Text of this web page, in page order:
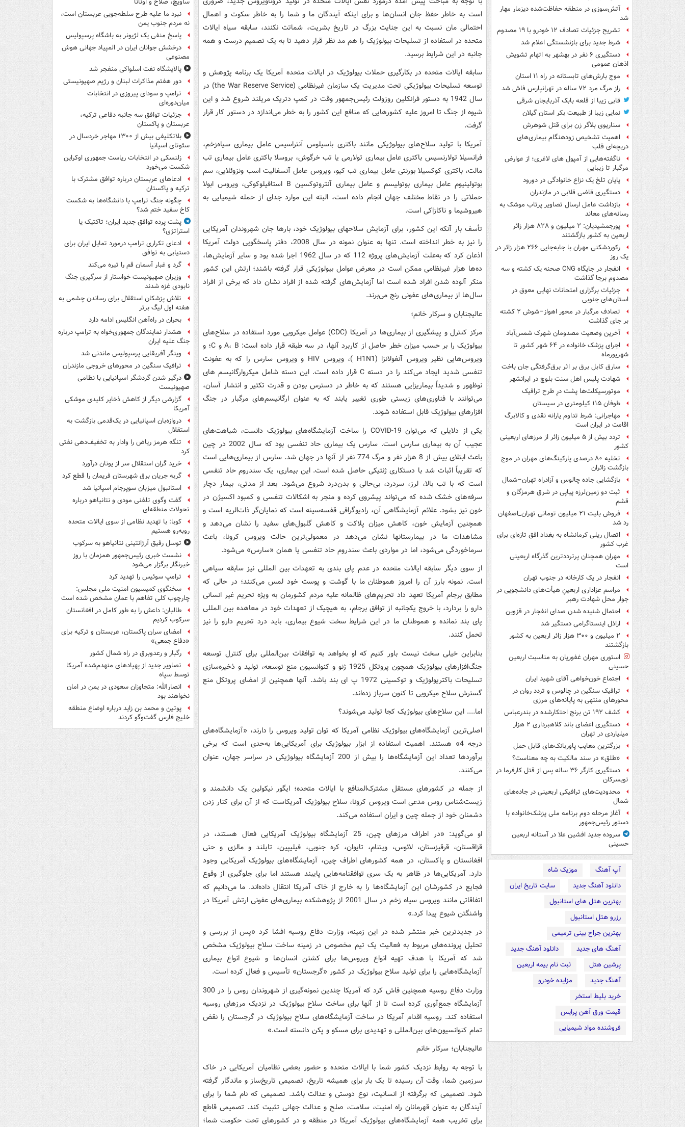
آتش‌سوزی در منطقه حفاظت‌شده دیزمار مهار
شد
تشریح جزئیات تصادف ۱۲ خودرو با ۱۹ مصدوم
شرط جدید برای بازنشستگی اعلام شد
دستگیری ۶ نفر در بهشهر به اتهام تشویش
اذهان عمومی
موج بارش‌های تابستانه در راه ۱۱ استان
راز مرگ مرد ۷۲ ساله در تهرانپارس فاش شد
قابی زیبا از قلعه بابک آذربایجان شرقی
نمایی زیبا از طبیعت بکر استان گیلان
سناریوی بلاگر زن برای قتل شوهرش
اهمیت تشخیص زودهنگام بیماری‌های
دریچه‌ای قلب
ناگفته‌هایی از آمپول های لاغری؛ از عوارض
مرگبار تا زیبایی
پایان تلخ یک نزاع خانوادگی در دورود
دستگیری قاضی قلابی در مازندران
بازداشت عامل ارسال تصاویر پرتاب موشک به
رسانه‌های معاند
پورجمشیدیان: ۲ میلیون و ۸۲۸ هزار زائر
اربعین به کشور بازگشتند
رکوردشکنی مهران با جابه‌جایی ۲۶۶ هزار زائر در
یک روز
انفجار در جایگاه CNG صحنه یک کشته و سه
مصدوم برجا گذاشت
جزئیات برگزاری امتحانات نهایی معوق در
استان‌های جنوبی
تصادف مرگبار در محور اهواز–شوش ۲ کشته
بر جای گذاشت
آخرین وضعیت مصدومان شهرک شمس‌آباد
اجرای پزشک خانواده در ۶۴ شهر کشور تا
شهریورماه
سارق کابل برق بر اثر برق‌گرفتگی جان باخت
شهادت پلیس اهل سنت بلوچ در ایرانشهر
موتورسیکلت‌ها پشت درِ طرح ترافیک
طوفان ۱۱۵ کیلومتری در سیستان
مهاجرانی: شرط تداوم یارانه نقدی و کالابرگ
اقامت در ایران است
تردد بیش از ۵ میلیون زائر از مرزهای اربعینی
کشور
تخلیه ۸۰ درصدی پارکینگ‌های مهران در موج
بازگشت زائران
بازگشایی جاده چالوس و آزادراه تهران–شمال
ثبت دو زمین‌لرزه پیاپی در شرق هرمزگان و
قشم
فروش بلیت ۲۱ میلیون تومانی تهران_اصفهان
رد شد
اتصال ریلی کرمانشاه به بغداد افق تازه‌ای برای
غرب کشور
مهران همچنان پرترددترین گذرگاه اربعینی
است
انفجار در یک کارخانه در جنوب تهران
مراسم عزاداری اربعینِ هیأت‌های دانشجویی در
جوار محل شهادت رهبر
احتمال شنیده شدن صدای انفجار در قزوین
اراذل اینستاگرامی دستگیر شد
۲ میلیون و ۳۰۰ هزار زائر اربعین به کشور
بازگشتند
استوری مهران غفوریان به مناسبت اربعین
حسینی
اجتماع خون‌خواهی آقای شهید ایران
ترافیک سنگین در چالوس و تردد روان در
محورهای منتهی به پایانه‌های مرزی
کشف ۱۹۲ تن برنج احتکارشده در بندرعباس
دستگیری اعضای باند کلاهبرداری ۲ هزار
میلیاردی در تهران
بزرگترین معایب پاوربانک‌های قابل حمل
«طلق» در سند مالکیت به چه معناست؟
دستگیری کارگر ۳۶ ساله پس از قتل کارفرما در
تویسرکان
محدودیت‌های ترافیکی اربعینی در جاده‌های
شمال‌
آغاز مرحله دوم برنامه ملی پزشک‌خانواده با
دستور رئیس‌جمهور
سروده جدید افشین علا در آستانه اربعین
حسینی
آپ آهنگ
موزیک شاه
دانلود آهنگ جدید
سایت تاریخ ایران
بهترین هتل های استانبول
رزرو هتل استانبول
بهترین جراح بینی ترمیمی
آهنگ های جدید
دانلود آهنگ جدید
پرشین هتل
ثبت نام بیمه اربعین
آهنگ جدید
مزایده خودرو
خرید بلیط استخر
قیمت ورق آهن پرایس
فروشنده مواد شیمیایی
است به خاطر حفظ جان انسان‌ها و برای اینکه آیندگان ما و شما را به خاطر سکوت و اهمال
احتمالی مان نسبت به این جنایت بزرگ در تاریخ بشریت، شماتت نکنند، سابقه سیاه ایالات
متحده در استفاده از تسلیحات بیولوژیک را هم مد نظر قرار دهید تا به یک تصمیم درست و همه
جانبه در این شرایط برسید.
سابقه ایالات متحده در بکارگیری حملات بیولوژیک در ایالات متحده آمریکا یک برنامه پژوهش و
توسعه تسلیحات بیولوژیکی تحت مدیریت یک سازمان غیرنظامی (the War Reserve Service) در
سال 1942 به دستور فرانکلین روزولت رئیس‌جمهور وقت در کمپ دتریک مریلند شروع شد و این
شیوه از جنگ تا امروز علیه کشورهایی که منافع این کشور را به خطر می‌اندازد در دستور کار قرار
گرفت.
آمریکا با تولید سلاح‌های بیولوژیکی مانند باکتری باسیلوس آنتراسیس عامل بیماری سیاه‌زخم،
فرانسیلا تولارنسیس باکتری عامل بیماری تولارمی یا تب خرگوش، بروسلا باکتری عامل بیماری تب
مالت، باکتری کوکسیلا بورنتی عامل بیماری تب کیو، ویروس عامل آنسفالیت اسب ونزوئلایی، سم
بوتولینیوم عامل بیماری بوتولیسم و عامل بیماری آنتروتوکسین B استافیلوکوکی، ویروس ابولا
حملاتی را در نقاط مختلف جهان انجام داده است، البته این موارد جدای از حمله شیمیایی به
هیروشیما و ناکازاکی است.
تأسف بار آنکه این کشور، برای آزمایش سلاحهای بیولوژیک خود، بارها جان شهروندان آمریکایی
را نیز به خطر انداخته است. تنها به عنوان نمونه در سال 2008، دفتر پاسخگویی دولت آمریکا
اذعان کرد که به‌علت آزمایش‌های پروژه 112 که در سال 1962 اجرا شده بود و سایر آزمایش‌ها،
ده‌ها هزار غیرنظامی ممکن است در معرض عوامل بیولوژیکی قرار گرفته باشند؛ ارتش این کشور
منکر آلوده شدن افراد شده است اما آزمایش‌های گرفته‌ شده از افراد نشان داد که برخی از افراد
سال‌ها از بیماری‌های عفونی رنج می‌برند.
عالیجنابان و سرکار خانم؛
مرکز کنترل و پیشگیری از بیماری‌ها در آمریکا (CDC) عوامل میکروبی مورد استفاده در سلاح‌های
بیولوژیک را بر حسب میزان خطر حاصل از کاربرد آنها، در سه طبقه قرار داده است: A، B و C؛ و
ویروس‌هایی نظیر ویروس آنفولانزا (H1N1 )، ویروس HIV و ویروس سارس را که به عفونت
تنفسی شدید ایجاد می‌کند را در دسته C قرار داده است. این دسته شامل میکروارگانیسم های
نوظهور و شدیداً بیماریزایی هستند که به خاطر در دسترس بودن و قدرت تکثیر و انتشار آسان،
می‌توانند با فناوری‌های زیستی طوری تغییر یابند که به عنوان ارگانیسم‌های مرگبار در جنگ
افزارهای بیولوژیک قابل استفاده شوند.
یکی از دلایلی که می‌توان COVID-19 را ساخت آزمایشگاه‌های بیولوژیک دانست، شباهت‌های
عجیب آن به بیماری سارس است. سارس یک بیماری حاد تنفسی بود که سال 2002 در چین
باعث ابتلای بیش از 8 هزار نفر و مرگ 774 نفر از آنها در جهان شد. سارس از بیماری‌هایی است
که تقریباً اثبات شد با دستکاری ژنتیکی حاصل شده است. این بیماری، یک سندروم حاد تنفسی
است که با تب بالا، لرز، سردرد، بی‌حالی و بدن‌درد شروع می‌شود. بعد از مدتی، بیمار دچار
سرفه‌های خشک شده که می‌تواند پیشروی کرده و منجر به اشکالات تنفسی و کمبود اکسیژن در
خون نیز بشود. علائم آزمایشگاهی آن، رادیوگرافی قفسه‌سینه است که نمایان‌گر ذات‌الریه است و
همچنین آزمایش خون، کاهش میزان پلاکت و کاهش گلبول‌های سفید را نشان می‌دهد و
مشاهدات ما در بیمارستانها نشان می‌دهد در معمولی‌ترین حالت ویروس کرونا، باعث
سرماخوردگی می‌شود، اما در مواردی باعث سندروم حاد تنفسی یا همان «سارس» می‌شود.
از سوی دیگر سابقه ایالات متحده در عدم پای بندی به تعهدات بین المللی نیز سابقه سیاهی
است. نمونه بارز آن را امروز هموطنان ما با گوشت و پوست خود لمس می‌کنند؛ در حالی که
مطابق برجام آمریکا تعهد داد تحریم‌های ظالمانه علیه مردم کشورمان به ویژه تحریم غیر انسانی
دارو را بردارد، با خروج یکجانبه از توافق برجام، به هیچیک از تعهدات خود در معاهده بین المللی
پای بند نمانده و هموطنان ما در این شرایط سخت شیوع بیماری، باید درد تحریم دارو را نیز
تحمل کنند.
بنابراین خیلی سخت نیست باور کنیم که او بخواهد به توافقات بین‌المللی برای کنترل توسعه
جنگ‌افزارهای بیولوژیک همچون پروتکل 1925 ژنو و کنوانسیون منع توسعه، تولید و ذخیره‌سازی
تسلیحات باکتریولوژیک و توکسینی 1972 پ ای بند باشد. آنها همچنین از امضای پروتکل منع
گسترش سلاح میکروبی تا کنون سرباز زده‌اند.
اما.... این سلاح‌های بیولوژیک کجا تولید می‌شوند؟
اصلی‌ترین آزمایشگاه‌های بیولوژیک نظامی آمریکا که توان تولید ویروس را دارند، «آزمایشگاه‌های
درجه 4» هستند. اهمیت استفاده از ابزار بیولوژیک برای آمریکایی‌ها به‌حدی است که برخی
برآوردها تعداد این آزمایشگاه‌ها را بیش از 200 آزمایشگاه بیولوژیکی در سراسر جهان، عنوان
می‌کنند.
از جمله در کشورهای مستقل مشترک‌المنافع با ایالات متحده؛ ایگور نیکولین یک دانشمند و
زیست‌شناس روس مدعی است ویروس کرونا، سلاح بیولوژیک آمریکاست که از آن برای کنار زدن
دشمنان خود از جمله چین و ایران استفاده می‌کند.
او می‌گوید: «در اطراف مرزهای چین، 25 آزمایشگاه بیولوژیک آمریکایی فعال هستند، در
قزاقستان، قرقیزستان، لائوس، ویتنام، تایوان، کره جنوبی، فیلیپین، تایلند و مالزی و حتی
افغانستان و پاکستان، در همه کشورهای اطراف چین، آزمایشگاه‌های بیولوژیک آمریکایی وجود
دارد. آمریکایی‌ها در ظاهر به یک سری توافقنامه‌هایی پایبند هستند اما برای جلوگیری از وقوع
فجایع در کشورشان این آزمایشگاه‌ها را به خارج از خاک آمریکا انتقال داده‌اند. ما می‌دانیم که
اتفاقاتی مانند ویروس سیاه زخم در سال 2001 از پژوهشکده بیماری‌های عفونی ارتش آمریکا در
واشنگتن شیوع پیدا کرد.»
در جدیدترین خبر منتشر شده در این زمینه، وزارت دفاع روسیه افشا کرد «پس از بررسی و
تحلیل پرونده‌های مربوط به فعالیت یک تیم مخصوص در زمینه ساخت سلاح بیولوژیک مشخص
شد که آمریکا با هدف تهیه انواع ویروس‌ها برای کشتن انسان‌ها و شیوع انواع بیماری
آزمایشگاه‌هایی را برای تولید سلاح بیولوژیک در کشور «گرجستان» تأسیس و فعال کرده است.
وزارت دفاع روسیه همچنین فاش کرد که آمریکا چندین نمونه‌گیری از شهروندان روس را در 300
آزمایشگاه جمع‌آوری کرده است تا از آنها برای ساخت سلاح بیولوژیک در نزدیک مرزهای روسیه
استفاده کند. روسیه اقدام آمریکا در ساخت آزمایشگاه‌های سلاح بیولوژیک در گرجستان را نقض
تمام کنوانسیون‌های بین‌المللی و تهدیدی برای مسکو و پکن دانسته است.»
عالیجنابان؛ سرکار خانم
با توجه به روابط نزدیک کشور شما با ایالات متحده و حضور بعضی نظامیان آمریکایی در خاک
سرزمین شما، وقت آن رسیده تا یک بار برای همیشه تاریخ، تصمیمی تاریخ‌ساز و ماندگار گرفته
شود. تصمیمی که برگرفته از انسانیت، نوع دوستی و عدالت باشد. تصمیمی که نام شما را برای
آیندگان به عنوان قهرمانان راه امنیت، سلامت، صلح و عدالت جهانی تثبیت کند. تصمیمی قاطع
برای تخریب همه آزمایشگاه‌های بیولوژیک آمریکا در منطقه و در کشورهای تحت حکومت شما؛
ساویچ، صلاح و اونانا
نبرد ما علیه طرح سلطه‌جویی عربستان است،
نه مردم جنوب یمن
پاسخ منفی یک لژیونر به باشگاه پرسپولیس
درخشش جوانان ایران در المپیاد جهانی هوش
مصنوعی
پالایشگاه نفت اسلواکی منفجر شد
دور هفتم مذاکرات لبنان و رژیم صهیونیستی
ترامپ و سودای پیروزی در انتخابات
میان‌دوره‌ای
جزئیات توافق سه جانبه دفاعی ترکیه،
عربستان و پاکستان
بلاتکلیفی بیش از ۱۳۰۰ مهاجر خردسال در
سئوتای اسپانیا
زلنسکی در انتخابات ریاست جمهوری اوکراین
شکست می‌خورد
ادعاهای عربستان درباره توافق مشترک با
ترکیه و پاکستان
چگونه جنگ ترامپ با دانشگاه‌ها به شکست
کاخ سفید ختم شد؟
پشت پرده توافق جدید ایران؛ تاکتیک یا
استراتژی؟
ادعای تکراری ترامپ درمورد تمایل ایران برای
دستیابی به توافق
گرد و غبار آسمان قم را تیره می‌کند
وزیران صهیونیست خواستار از سرگیری جنگ
نابودی غزه شدند
تلاش پزشکان استقلال برای رساندن چشمی به
هفته اول لیگ برتر
بحران در راه‌آهن انگلیس ادامه دارد
هشدار نمایندگان جمهوری‌خواه به ترامپ درباره
جنگ علیه ایران
وینگر آفریقایی پرسپولیس ماندنی شد
ترافیک سنگین در محورهای خروجی مازندران
درگیر شدن گردشگر اسپانیایی با نظامی
صهیونیست
گزارشی دیگر از کاهش ذخایر کلیدی موشکی
آمریکا
دروازه‌بان اسپانیایی در یک‌قدمی بازگشت به
استقلال
تنگه هرمز ریاض را وادار به تخفیف‌دهی نفتی
کرد
خرید گران استقلال سر از یونان درآورد
گربه جریان برق شهرستان فریمان را قطع کرد
استانبول میزبان سوپرجام اسپانیا شد
گفت وگوی تلفنی مودی و نتانیاهو درباره
تحولات منطقه‌ای
کوبا: با تهدید نظامی از سوی ایالات متحده
روبه‌رو هستیم
توسل رفیق آرژانتینی نتانیاهو به سرکوب
نشست خبری رئیس‌جمهور همزمان با روز
خبرنگار برگزار می‌شود
ترامپ سوئیس را تهدید کرد
سخنگوی کمیسیون امنیت ملی مجلس:
چارچوب کلی تفاهم با عمان مشخص شده است
طالبان: داعش را به طور کامل در افغانستان
سرکوب کردیم
امضای سران پاکستان، عربستان و ترکیه برای
«دفاع جمعی»
رگبار و رعدوبرق در راه شمال کشور
تصاویر جدید از پهپادهای منهدم‌شده آمریکا
توسط سپاه
انصارالله: متجاوزان سعودی در یمن در امان
نخواهند بود
پوتین و محمد بن زاید درباره اوضاع منطقه
خلیج فارس گفت‌وگو کردند